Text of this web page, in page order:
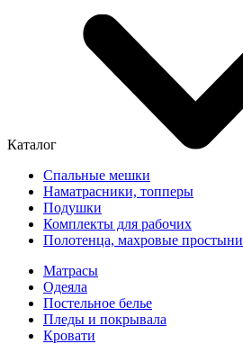
Каталог
Спальные мешки
Наматрасники, топперы
Подушки
Комплекты для рабочих
Полотенца, махровые простыни
Матрасы
Одеяла
Постельное белье
Пледы и покрывала
Кровати